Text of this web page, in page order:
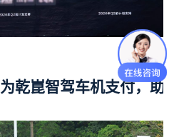
乾崑智驾车机支付，助